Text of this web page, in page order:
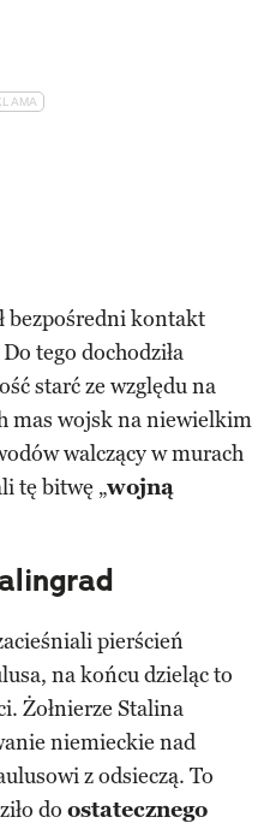
bezpośredni kontakt
tego dochodziła
starć ze względu na
mas wojsk na niewielkim
walczący w murach
tę bitwę „wojną
pierścień
na końcu dzieląc to
Żołnierze Stalina
niemieckie nad
z odsieczą. To
do ostatecznego